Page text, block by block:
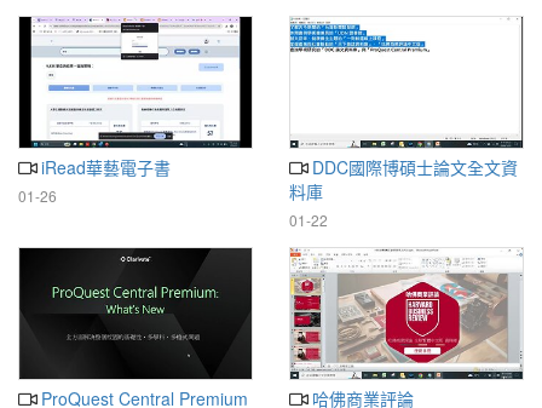
iRead華藝電子書
01-26
DDC國際博碩士論文全文資
料庫
01-22
ProQuest Central Premium 哈佛商業評論